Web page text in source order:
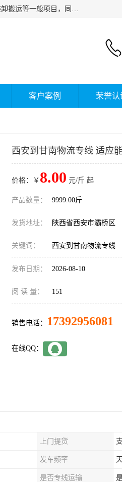
西安福鸿祥物流有限公司成立于2021年，位于陕西省西安市灞桥区，公司主要从事国内货物运输代理、装卸搬运等一般项目，同时具备道路货物运输（不含危险货物）的许可资质。凭借专业的物流服务和*的运输能力，公司致力于为客户提供安全、可靠的物流解决方案，满足多样化的运输需求，助力企业*运营。
客户案例 荣誉认
西安到甘南物流专线 适应
价格：￥ 8.00 元/斤 起
产品数量： 9999.00斤
发货地址： 陕西省西安市灞桥区
关键词： 西安到甘南物流专线
发布日期： 2026-08-10
阅 读 量： 151
销售电话： 17392956081
在线QQ：
上门提货
发车频率
是否专线运输